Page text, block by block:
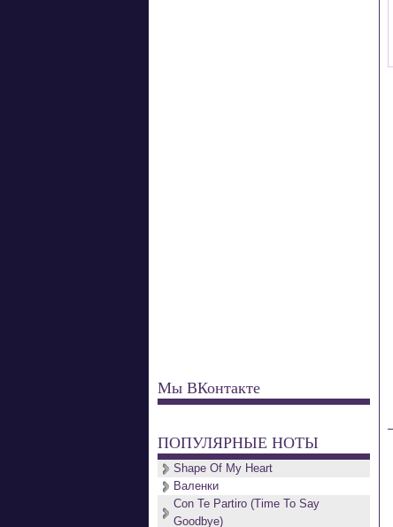
Мы ВКонтакте
ПОПУЛЯРНЫЕ НОТЫ
Shape Of My Heart
Валенки
Con Te Partiro (Time To Say
Goodbye)